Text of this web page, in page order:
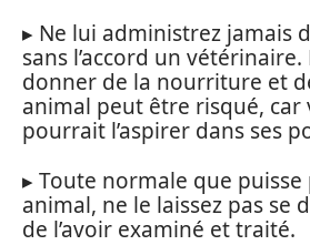
▸ Ne lui administrez jamais
sans l’accord un
donner de la nourriture et
animal peut être risqué, car
pourrait l’aspirer dans ses
▸ Toute normale que
animal, ne le laissez pas se
de l’avoir examiné et traité.